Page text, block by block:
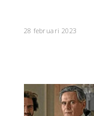
28 februari 2023